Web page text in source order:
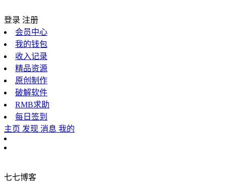
登录 注册
会员中心
我的钱包
收入记录
精品资源
原创制作
破解软件
RMB求助
每日签到
主页 发现 消息 我的
七七博客